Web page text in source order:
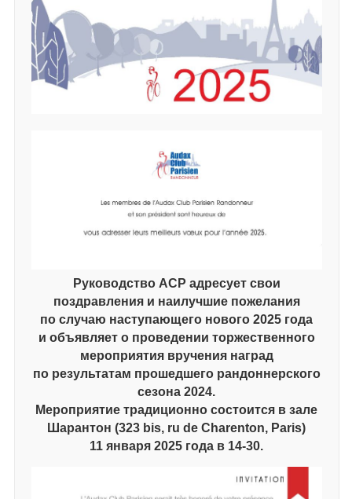
Руководство АСР адресует свои
поздравления и наилучшие пожелания
по случаю наступающего нового 2025 года
и объявляет о проведении торжественного
мероприятия вручения наград
по результатам прошедшего рандоннерского
сезона 2024.
Мероприятие традиционно состоится в зале
Шарантон (323 bis, ru de Charenton, Paris)
11 января 2025 года в 14-30.